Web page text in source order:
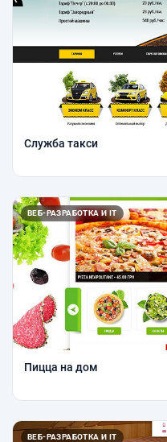
Служба такси
ВЕБ-РАЗРАБОТКА И IT
Пицца на дом
ВЕБ-РАЗРАБОТКА И IT